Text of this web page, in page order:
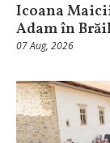
Icoana
Adam în
07 Aug, 2026